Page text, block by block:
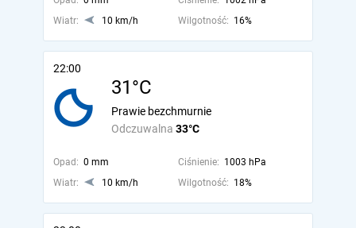
Wiatr:
10 km/h Wilgotność: 16%
22:00
31°C
Odczuwalna 33°C
Prawie bezchmurnie
Opad: 0 mm Ciśnienie: 1003 hPa
Wiatr:
10 km/h Wilgotność: 18%